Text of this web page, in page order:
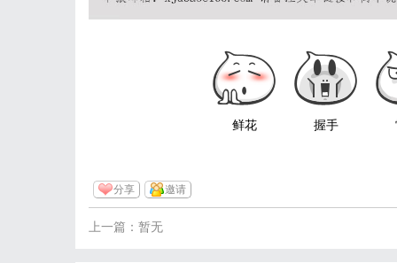
鲜花 握手
分享 邀请
上一篇：暂无